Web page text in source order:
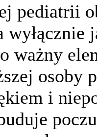
pediatrii
ważny
osoby
i